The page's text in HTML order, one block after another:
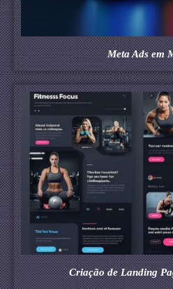
Meta Ads em
Criação de Landing